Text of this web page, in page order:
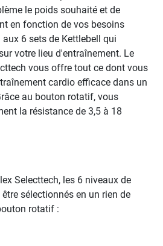
le poids souhaité et de
en fonction de vos besoins
6 sets de Kettlebell qui
votre lieu d'entraînement. Le
vous offre tout ce dont vous
cardio efficace dans un
au bouton rotatif, vous
la résistance de 3,5 à 18
Selecttech, les 6 niveaux de
sélectionnés en un rien de
rotatif :